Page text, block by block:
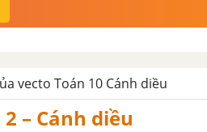
vecto Toán 10 Cánh diều
– Cánh diều